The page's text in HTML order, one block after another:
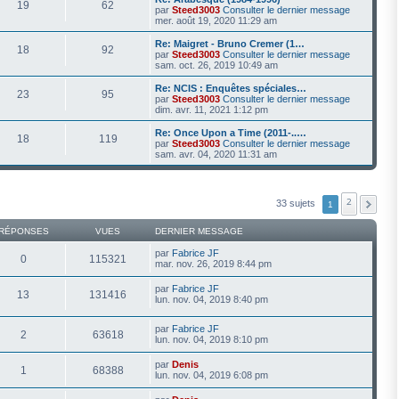
19 62
par Steed3003 Consulter le dernier message
mer. août 19, 2020 11:29 am
18 92
Re: Maigret - Bruno Cremer (1…
par Steed3003 Consulter le dernier message
sam. oct. 26, 2019 10:49 am
23 95
Re: NCIS : Enquêtes spéciales…
par Steed3003 Consulter le dernier message
dim. avr. 11, 2021 1:12 pm
18 119
Re: Once Upon a Time (2011-..…
par Steed3003 Consulter le dernier message
sam. avr. 04, 2020 11:31 am
33 sujets 1 2
VUES DERNIER MESSAGE
0 115321 par Fabrice JF
mar. nov. 26, 2019 8:44 pm
13 131416 par Fabrice JF
lun. nov. 04, 2019 8:40 pm
2 63618 par Fabrice JF
lun. nov. 04, 2019 8:10 pm
1 68388 par Denis
lun. nov. 04, 2019 6:08 pm